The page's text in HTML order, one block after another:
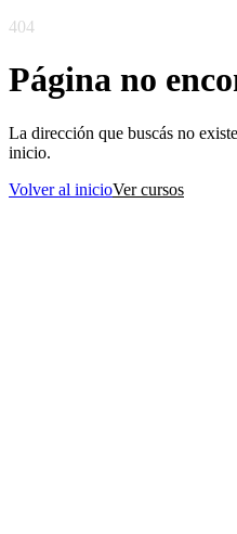
404
Página no
La dirección que buscás no
inicio.
Volver al inicioVer cursos